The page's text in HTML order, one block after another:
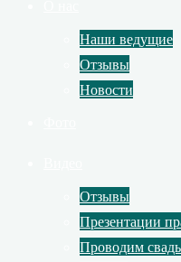
Наши ведущие
Отзывы
Новости
Отзывы
Презентации
Проводим